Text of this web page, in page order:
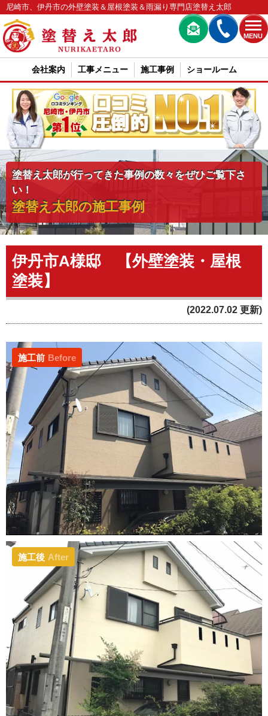
MENU
尼崎市、伊丹市の外壁塗装＆屋根塗装＆雨漏り専門店塗替え太郎
会社案内 工事メニュー 施工事例 ショールーム
塗替え太郎が行ってきた事例の数々をぜひご覧下さ
い！
塗替え太郎の施工事例
伊丹市A様邸 【外壁塗装・屋根
塗装】
(2022.07.02 更新)
施工前 Before
施工後 After